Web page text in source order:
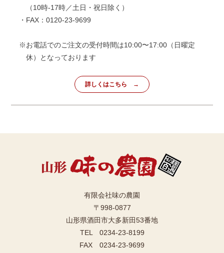
（10時-17時／土日・祝日除く）
・FAX：0120-23-9699
※お電話でのご注文の受付時間は10:00〜17:00（日曜定
休）となっております
詳しくはこちら
有限会社味の農園
〒998-0877
山形県酒田市大多新田53番地
TEL 0234-23-8199
FAX 0234-23-9699